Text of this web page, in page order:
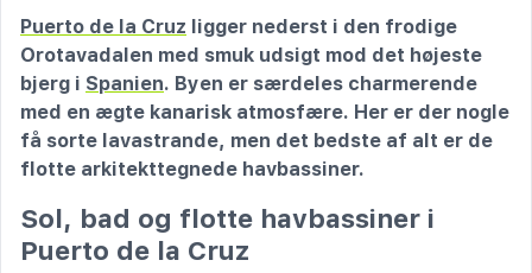
Puerto de la Cruz ligger nederst i den frodige
Orotavadalen med smuk udsigt mod det højeste
bjerg i Spanien. Byen er særdeles charmerende
med en ægte kanarisk atmosfære. Her er der nogle
få sorte lavastrande, men det bedste af alt er de
flotte arkitekttegnede havbassiner.
Sol, bad og flotte havbassiner i
Puerto de la Cruz